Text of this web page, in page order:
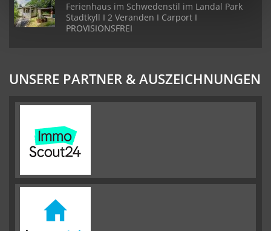
Ferienhaus im Schwedenstil im Landal Park
Stadtkyll I 2 Veranden I Carport I
PROVISIONSFREI
UNSERE PARTNER & AUSZEICHNUNGEN